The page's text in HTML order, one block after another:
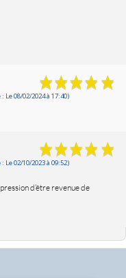
Le 08/02/2024 à 17:40)
Le 02/10/2023 à 09:52)
d’être revenue de